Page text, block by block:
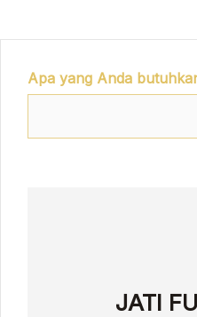
Apa yang Anda
JATI